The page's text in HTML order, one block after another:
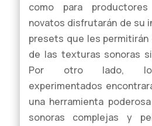
como para
novatos disfrutarán de su
presets que les permitirán
de las texturas sonoras
Por otro lado, los
experimentados
una herramienta
sonoras complejas y